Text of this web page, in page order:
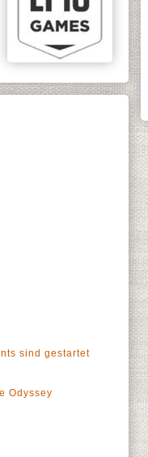
sind gestartet
Odyssey